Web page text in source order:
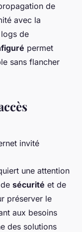
de
avec la
de
permet
sans flancher
une attention
sécurité et de
préserver le
aux besoins
des solutions